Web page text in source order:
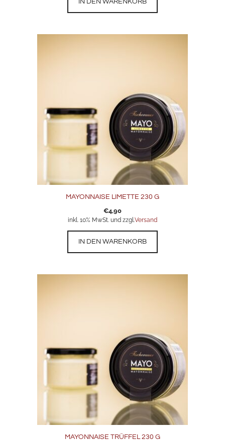
IN DEN WARENKORB
MAYONNAISE LIMETTE 230 G
€4,90
inkl. 10% MwSt. und zzgl.Versand
IN DEN WARENKORB
MAYONNAISE TRÜFFEL 230 G